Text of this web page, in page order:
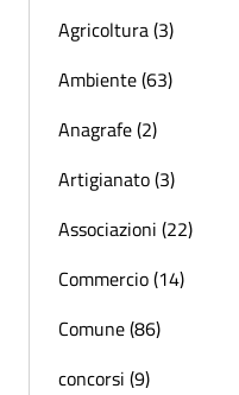
Agricoltura (3)
Ambiente (63)
Anagrafe (2)
Artigianato (3)
Associazioni (22)
Commercio (14)
Comune (86)
concorsi (9)